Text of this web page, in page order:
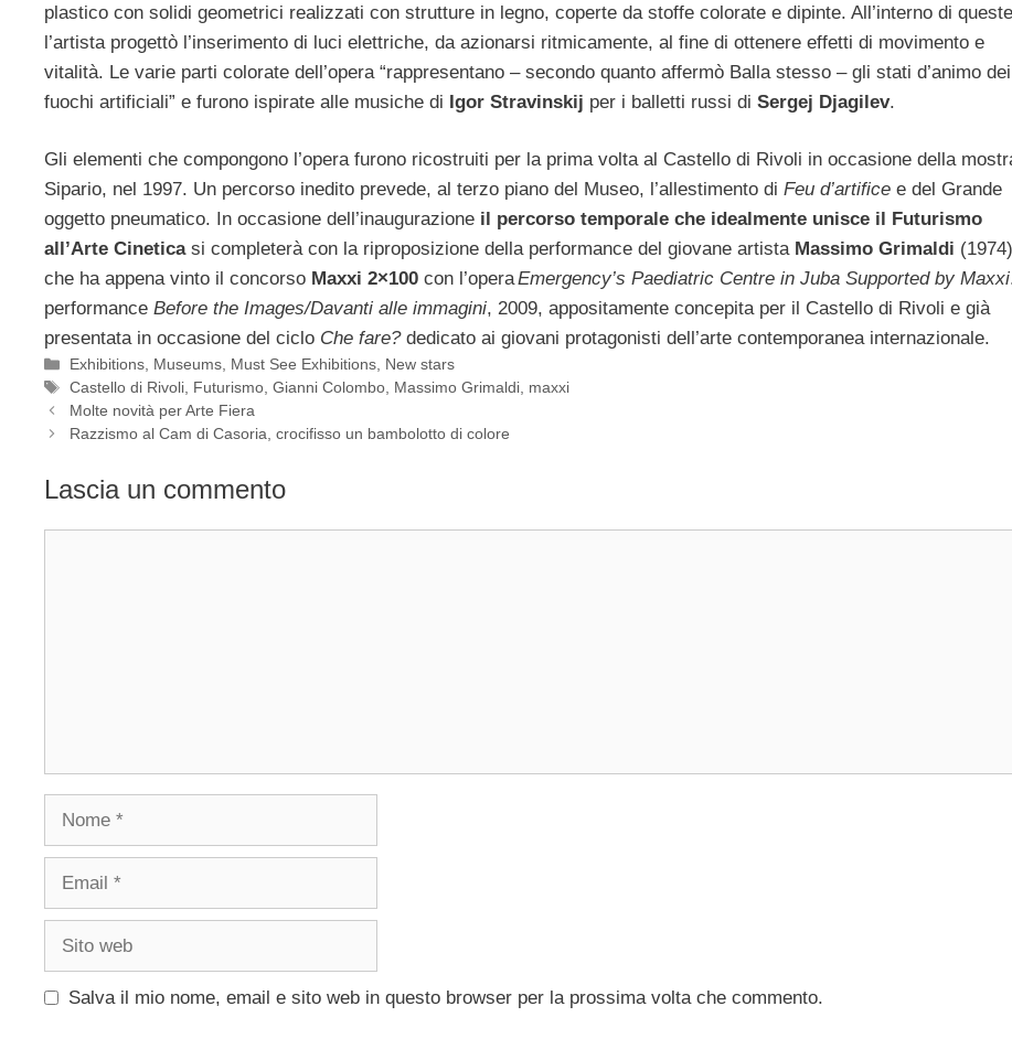
plastico con solidi geometrici realizzati con strutture in legno, coperte da stoffe colorate e dipinte. All’interno di queste
l’artista progettò l’inserimento di luci elettriche, da azionarsi ritmicamente, al fine di ottenere effetti di movimento e
vitalità. Le varie parti colorate dell’opera “rappresentano – secondo quanto affermò Balla stesso – gli stati d’animo dei
fuochi artificiali” e furono ispirate alle musiche di Igor Stravinskij per i balletti russi di Sergej Djagilev.
Gli elementi che compongono l’opera furono ricostruiti per la prima volta al Castello di Rivoli in occasione della
Sipario, nel 1997. Un percorso inedito prevede, al terzo piano del Museo, l’allestimento di Feu d’artifice e del Grande
oggetto pneumatico. In occasione dell’inaugurazione il percorso temporale che idealmente unisce il Futurismo
all’Arte Cineticasi completerà con la riproposizione della performance del giovane artista Massimo Grimaldi (1974)
che ha appena vinto il concorso Maxxi 2×100 con l’operaEmergency’s Paediatric Centre in Juba Supported by Maxxi
performance Before the Images/Davanti alle immagini, 2009, appositamente concepita per il Castello di Rivoli e già
presentata in occasione del ciclo Che fare? dedicato ai giovani protagonisti dell’arte contemporanea internazionale.
Categorie
Exhibitions, Museums, Must See Exhibitions, New stars
Tag
Castello di Rivoli, Futurismo,Gianni Colombo, Massimo Grimaldi, maxxi
Molte novità per Arte Fiera
Razzismo al Cam di Casoria, crocifisso un bambolotto di colore
Lascia un commento
Salva il mio nome, email e sito web in questo browser per la prossima volta che commento.